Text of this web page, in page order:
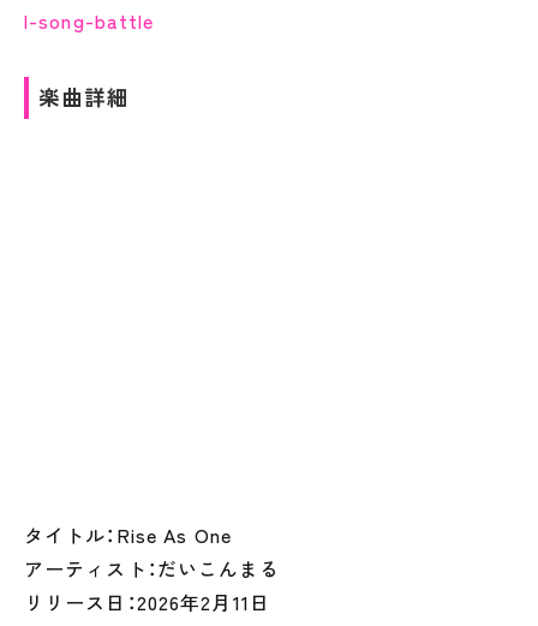
l-song-battle
楽曲詳細
タイトル：Rise As One
アーティスト：だいこんまる
リリース日：2026年2月11日